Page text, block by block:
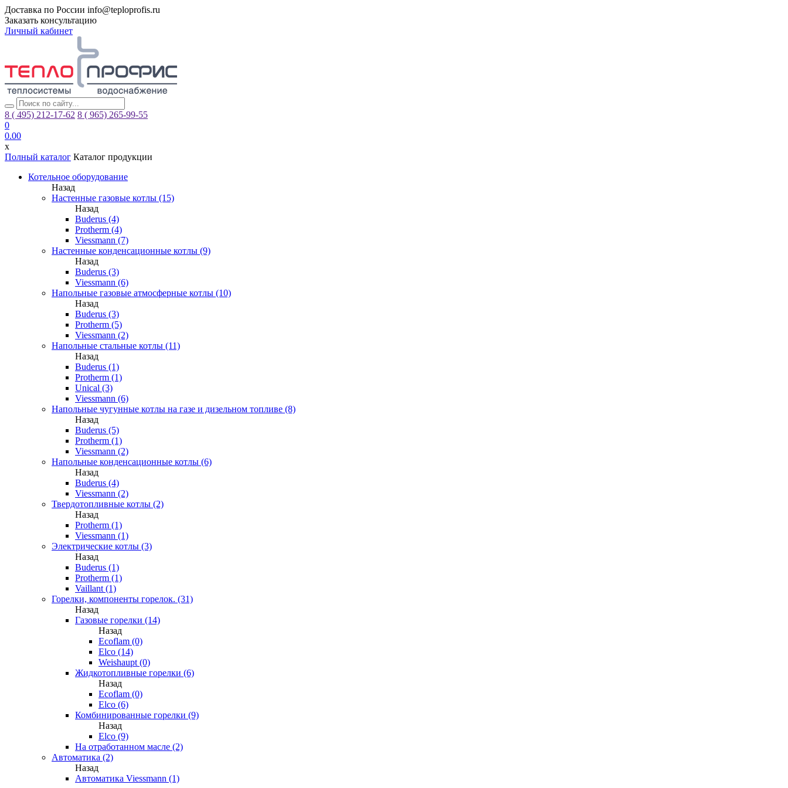
Доставка по России info@teploprofis.ru
Заказать консультацию
Личный кабинет
8 ( 495) 212-17-62 8 ( 965) 265-99-55
0
0.00
x
Полный каталог Каталог продукции
Котельное оборудование
Назад
Настенные газовые котлы (15)
Назад
Buderus (4)
Protherm (4)
Viessmann (7)
Настенные конденсационные котлы (9)
Назад
Buderus (3)
Viessmann (6)
Напольные газовые атмосферные котлы (10)
Назад
Buderus (3)
Protherm (5)
Viessmann (2)
Напольные стальные котлы (11)
Назад
Buderus (1)
Protherm (1)
Unical (3)
Viessmann (6)
Напольные чугунные котлы на газе и дизельном топливе (8)
Назад
Buderus (5)
Protherm (1)
Viessmann (2)
Напольные конденсационные котлы (6)
Назад
Buderus (4)
Viessmann (2)
Твердотопливные котлы (2)
Назад
Protherm (1)
Viessmann (1)
Электрические котлы (3)
Назад
Buderus (1)
Protherm (1)
Vaillant (1)
Горелки, компоненты горелок. (31)
Назад
Газовые горелки (14)
Назад
Ecoflam (0)
Elco (14)
Weishaupt (0)
Жидкотопливные горелки (6)
Назад
Ecoflam (0)
Elco (6)
Комбинированные горелки (9)
Назад
Elco (9)
На отработанном масле (2)
Автоматика (2)
Назад
Автоматика Viessmann (1)